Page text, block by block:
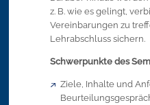
z. B. wie es gelingt,
Vereinbarungen zu
Lehrabschluss sichern.
Schwerpunkte des
Ziele, Inhalte und